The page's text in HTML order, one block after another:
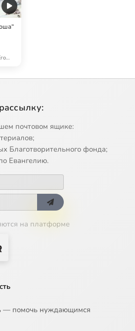
почтовом ящике:
Благотворительного фонда;
Евангелию.
на платформе
— помочь нуждающимся